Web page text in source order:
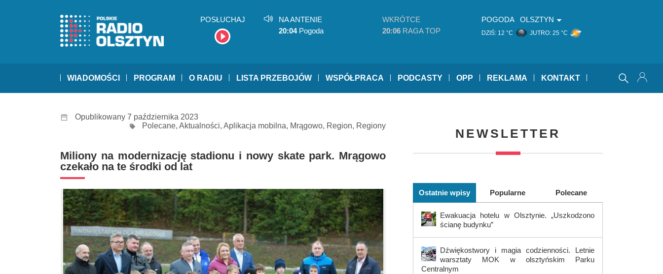
POSŁUCHAJ
NA ANTENIE
20:04Pogoda
WKRÓTCE
20:06 RAGA TOP
POGODA OLSZTYN
DZIŚ: 12 °C JUTRO: 25 °C
WIADOMOŚCI PROGRAM O RADIU LISTA PRZEBOJÓW WSPÓŁPRACA PODCASTY OPP REKLAMA KONTAKT
Opublikowany 7 października 2023
Polecane, Aktualności, Aplikacja mobilna, Mrągowo, Region, Regiony
Miliony na modernizację stadionu i nowy skate park. Mrągowo
czekało na te środki od lat
NEWSLETTER
Ostatnie wpisy Popularne Polecane
Ewakuacja hotelu w Olsztynie. „Uszkodzono
ścianę budynku”
Dźwiękostwory i magia codzienności. Letnie
warsztaty MOK w olsztyńskim Parku
Centralnym